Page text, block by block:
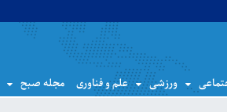
ورزشی علم و فناوری مجله صبح